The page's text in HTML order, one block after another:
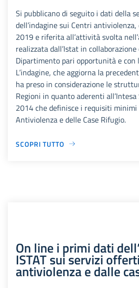
Si pubblicano di seguito i dati della
dell’indagine sui Centri
2019 e riferita all’attività svolta
realizzata dall’Istat in collaborazione
Dipartimento pari opportunità e con
L’indagine, che aggiorna la
ha preso in considerazione le
Regioni in quanto aderenti
2014 che definisce i requisiti minimi
Antiviolenza e delle Case Rifugio.
SCOPRI TUTTO
On line i primi dati
ISTAT sui servizi
antiviolenza e dalle